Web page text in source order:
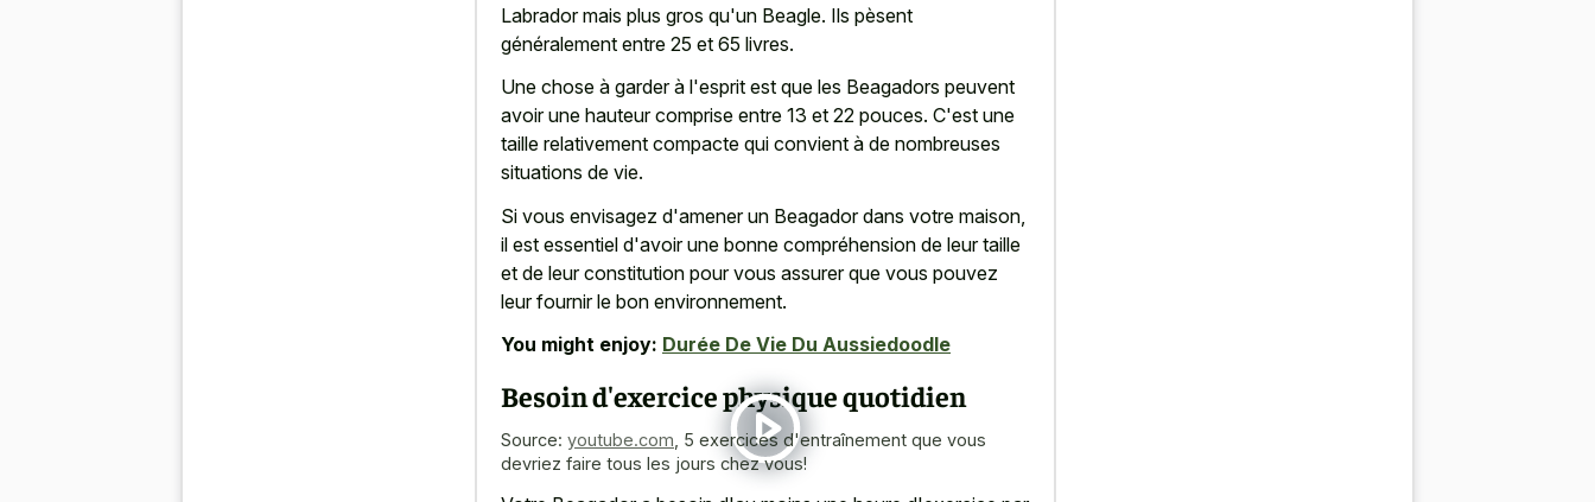
Labrador mais plus gros qu'un Beagle. Ils pèsent
généralement entre 25 et 65 livres.
Une chose à garder à l'esprit est que les Beagadors peuvent
avoir une hauteur comprise entre 13 et 22 pouces. C'est une
taille relativement compacte qui convient à de nombreuses
situations de vie.
Si vous envisagez d'amener un Beagador dans votre maison,
il est essentiel d'avoir une bonne compréhension de leur taille
et de leur constitution pour vous assurer que vous pouvez
leur fournir le bon environnement.
You might enjoy: Durée De Vie Du Aussiedoodle
Besoin d'exercice physique quotidien
Source: youtube.com 5 exercices d'entraînement que vous
devriez faire tous les jours chez vous!